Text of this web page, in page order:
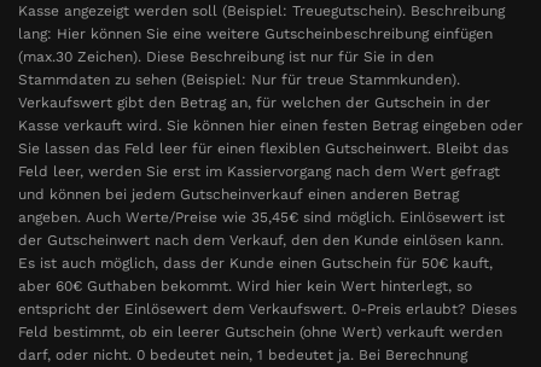
Kasse angezeigt werden soll (Beispiel: Treuegutschein). Beschreibung
lang: Hier können Sie eine weitere Gutscheinbeschreibung einfügen
(max.30 Zeichen). Diese Beschreibung ist nur für Sie in den
Stammdaten zu sehen (Beispiel: Nur für treue Stammkunden).
Verkaufswert gibt den Betrag an, für welchen der Gutschein in der
Kasse verkauft wird. Sie können hier einen festen Betrag eingeben oder
Sie lassen das Feld leer für einen flexiblen Gutscheinwert. Bleibt das
Feld leer, werden Sie erst im Kassiervorgang nach dem Wert gefragt
und können bei jedem Gutscheinverkauf einen anderen Betrag
angeben. Auch Werte/Preise wie 35,45€ sind möglich. Einlösewert ist
der Gutscheinwert nach dem Verkauf, den den Kunde einlösen kann.
Es ist auch möglich, dass der Kunde einen Gutschein für 50€ kauft,
aber 60€ Guthaben bekommt. Wird hier kein Wert hinterlegt, so
entspricht der Einlösewert dem Verkaufswert. 0-Preis erlaubt? Dieses
Feld bestimmt, ob ein leerer Gutschein (ohne Wert) verkauft werden
darf, oder nicht. 0 bedeutet nein, 1 bedeutet ja. Bei Berechnung